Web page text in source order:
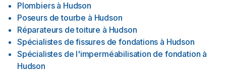
Plombiers à Hudson
Poseurs de tourbe à Hudson
Réparateurs de toiture à Hudson
Spécialistes de fissures de fondations à Hudson
Spécialistes de l'imperméabilisation de fondation à
Hudson